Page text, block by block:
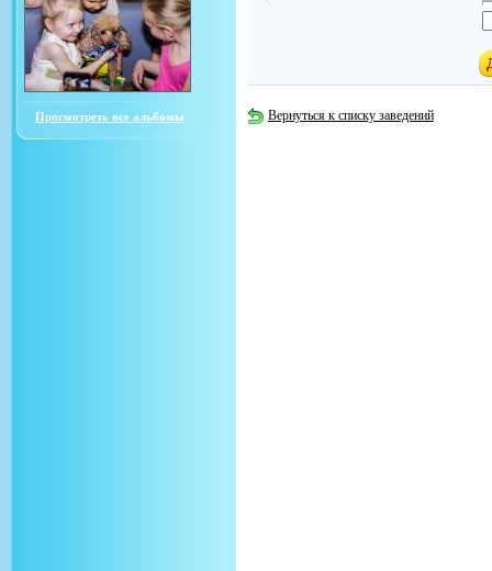
Просмотреть все альбомы Вернуться к списку заведений